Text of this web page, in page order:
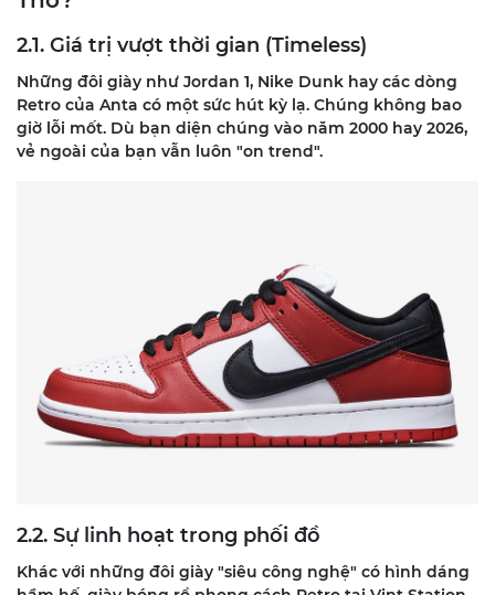
2.1. Giá trị vượt thời gian (Timeless)
Những đôi giày như Jordan 1, Nike Dunk hay các dòng
Retro của Anta có một sức hút kỳ lạ. Chúng không bao
giờ lỗi mốt. Dù bạn diện chúng vào năm 2000 hay 2026,
vẻ ngoài của bạn vẫn luôn "on trend".
2.2. Sự linh hoạt trong phối đồ
Khác với những đôi giày "siêu công nghệ" có hình dáng